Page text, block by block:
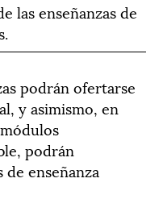
las enseñanzas de
podrán ofertarse
y asimismo, en
podrán
enseñanza